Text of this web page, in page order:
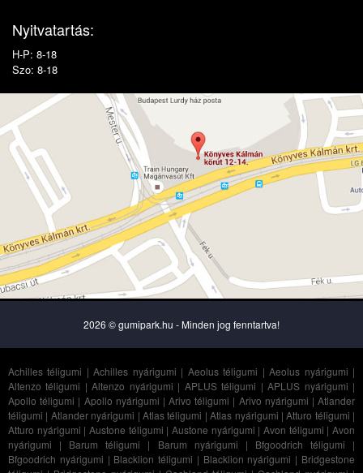
Nyitvatartás:
H-P: 8-18
Szo: 8-18
2026 © gumipark.hu - Minden jog fenntartva!
Achilles téligumi |Achilles nyárigumi | Aeolus téligumi |Aeolus nyárigumi |
Altenzo téligumi |Altenzo nyárigumi | APLUS téligumi |APLUS nyárigumi |
Apollo téligumi | Apollo nyárigumi |Arivo téligumi | Arivo nyárigumi |Atlander
téligumi | Atlander nyárigumi | Atlas téligumi |Atlas nyárigumi |Atturo téligumi |
Atturo nyárigumi |Austone téligumi |Austone nyárigumi |Avon téligumi |Avon
nyárigumi | Barum téligumi | Barum nyárigumi | Bfgoodrich téligumi |
Bfgoodrich nyárigumi | Blacklion téligumi | Blacklion nyárigumi | Bridgestone